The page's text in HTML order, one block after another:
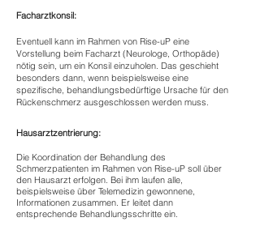
Facharztkonsil:
Eventuell kann im Rahmen von Rise-uP eine
Vorstellung beim Facharzt (Neurologe, Orthopäde)
nötig sein, um ein Konsil einzuholen. Das geschieht
besonders dann, wenn beispielsweise eine
spezifische, behandlungsbedürftige Ursache für den
Rückenschmerz ausgeschlossen werden muss.
Hausarztzentrierung:
Die Koordination der Behandlung des
Schmerzpatienten im Rahmen von Rise-uP soll über
den Hausarzt erfolgen. Bei ihm laufen alle,
beispielsweise über Telemedizin gewonnene,
Informationen zusammen. Er leitet dann
entsprechende Behandlungsschritte ein.